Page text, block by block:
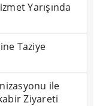
Yarışında
Taziye
ile
Ziyareti